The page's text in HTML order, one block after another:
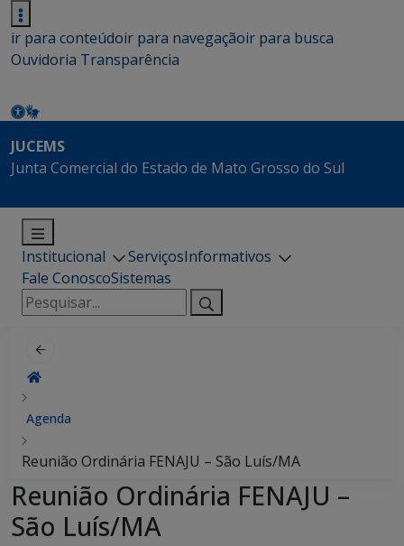
ir para conteúdoir para navegaçãoir para busca
Ouvidoria Transparência
JUCEMS
Junta Comercial do Estado de Mato Grosso do Sul
Institucional ServiçosInformativos
Fale ConoscoSistemas
Pesquisar
por:
Agenda
Reunião Ordinária FENAJU – São Luís/MA
Reunião Ordinária FENAJU –
São Luís/MA